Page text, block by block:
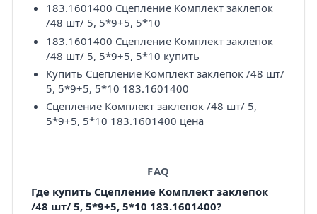
183.1601400 Сцепление Комплект заклепок
/48 шт/ 5, 5*9+5, 5*10
183.1601400 Сцепление Комплект заклепок
/48 шт/ 5, 5*9+5, 5*10 купить
Купить Сцепление Комплект заклепок /48 шт/
5, 5*9+5, 5*10 183.1601400
Сцепление Комплект заклепок /48 шт/ 5,
5*9+5, 5*10 183.1601400 цена
FAQ
Где купить Сцепление Комплект заклепок
/48 шт/ 5, 5*9+5, 5*10 183.1601400?